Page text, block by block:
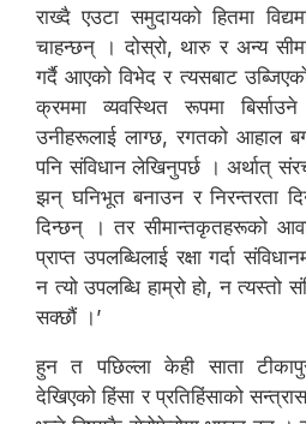
राख्दै एउटा समुदायको हितमा
चाहन्छन् । दोस्रो, थारु र अन्य
गर्दै आएको विभेद र त्यसबाट
क्रममा व्यवस्थित रूपमा
उनीहरूलाई लाग्छ, रगतको आहाल
पनि संविधान लेखिनुपर्छ । अर्थात्
झन् घनिभूत बनाउन र निरन्तरता
दिन्छन् । तर सीमान्तकृतहरूको
प्राप्त उपलब्धिलाई रक्षा गर्दा
न त्यो उपलब्धि हाम्रो हो, न त्यस्तो
सक्छौं ।’
हुन त पछिल्ला केही साता
देखिएको हिंसा र प्रतिहिंसाको